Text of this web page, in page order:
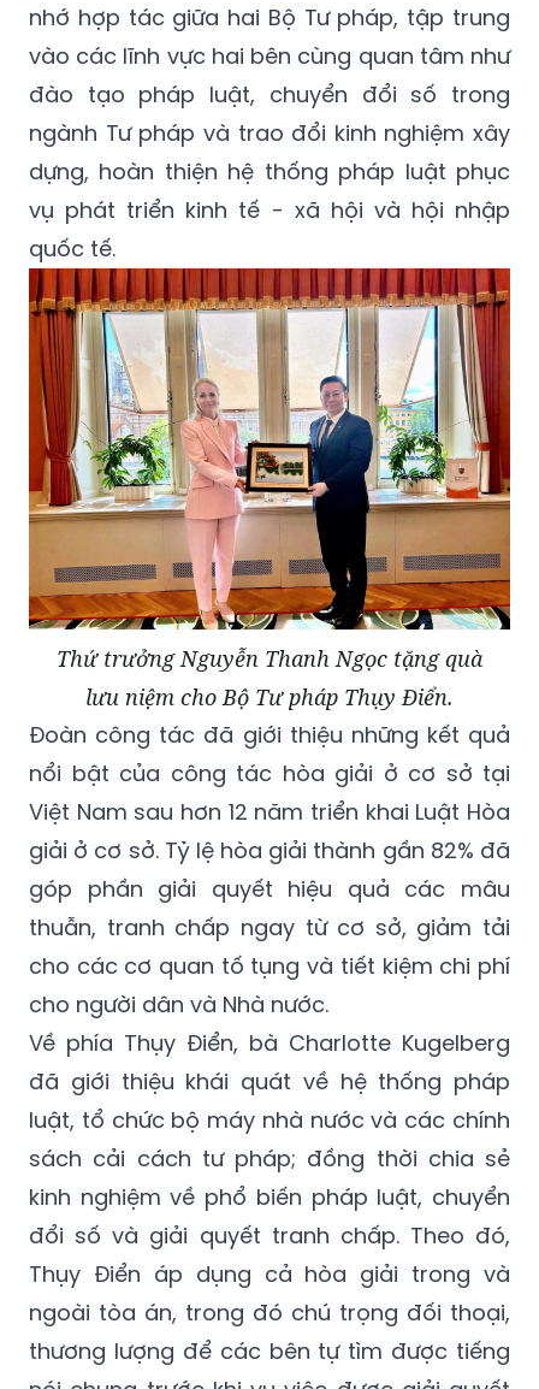
nhớ hợp tác giữa hai Bộ Tư pháp, tập trung
vào các lĩnh vực hai bên cùng quan tâm như
đào tạo pháp luật, chuyển đổi số trong
ngành Tư pháp và trao đổi kinh nghiệm xây
dựng, hoàn thiện hệ thống pháp luật phục
vụ phát triển kinh tế - xã hội và hội nhập
quốc tế.
Thứ trưởng Nguyễn Thanh Ngọc tặng quà
lưu niệm cho Bộ Tư pháp Thụy Điển.
Đoàn công tác đã giới thiệu những kết quả
nổi bật của công tác hòa giải ở cơ sở tại
Việt Nam sau hơn 12 năm triển khai Luật Hòa
giải ở cơ sở. Tỷ lệ hòa giải thành gần 82% đã
góp phần giải quyết hiệu quả các mâu
thuẫn, tranh chấp ngay từ cơ sở, giảm tải
cho các cơ quan tố tụng và tiết kiệm chi phí
cho người dân và Nhà nước.
Về phía Thụy Điển, bà Charlotte Kugelberg
đã giới thiệu khái quát về hệ thống pháp
luật, tổ chức bộ máy nhà nước và các chính
sách cải cách tư pháp; đồng thời chia sẻ
kinh nghiệm về phổ biến pháp luật, chuyển
đổi số và giải quyết tranh chấp. Theo đó,
Thụy Điển áp dụng cả hòa giải trong và
ngoài tòa án, trong đó chú trọng đối thoại,
thương lượng để các bên tự tìm được tiếng